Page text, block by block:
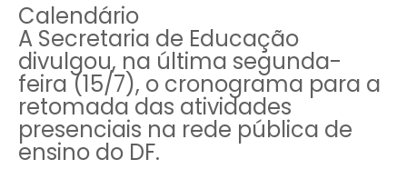
Calendário
A Secretaria de Educação
divulgou, na última segunda-
feira (15/7), o cronograma para a
retomada das atividades
presenciais na rede pública de
ensino do DF.